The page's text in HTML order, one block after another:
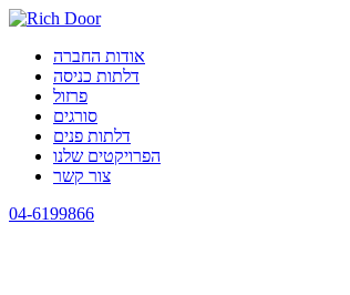
אודות החברה
דלתות כניסה
פרזול
סורגים
דלתות פנים
הפרויקטים שלנו
צור קשר
04-6199866